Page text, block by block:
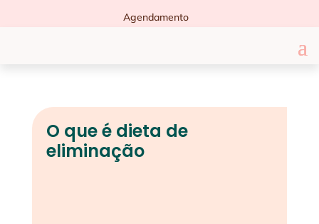
Agendamento
O que é dieta de
eliminação